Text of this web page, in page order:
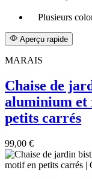
Plusieurs
Aperçu rapide
MARAIS
Chaise de
aluminium et
petits carrés
99,00 €